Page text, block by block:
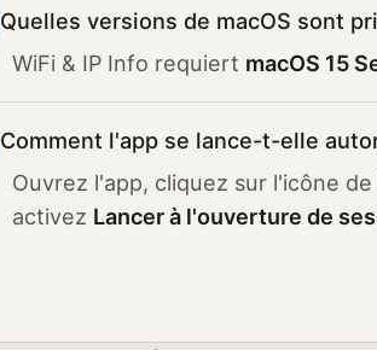
Quelles versions de macOS sont
WiFi & IP Info requiert macOS 15
Comment l'app se lance-t-elle
Ouvrez l'app, cliquez sur l'icône
activez Lancer à l'ouverture de